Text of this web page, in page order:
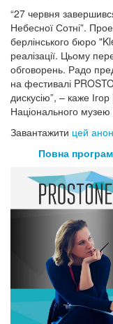
“27 червня
Небесної Сотні”.
берлінського бюро
реалізації. Цьому
обговорень. Радо
на фестивалі
дискусію”, – каже
Національного музею
Завантажити цей
Повна